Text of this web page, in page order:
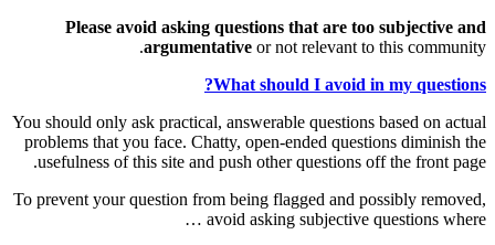
Please avoid asking questions that are too subjective and
argumentative or not relevant to this community.
What should I avoid in my questions?
You should only ask practical, answerable questions based on actual
problems that you face. Chatty, open-ended questions diminish the
usefulness of this site and push other questions off the front page.
To prevent your question from being flagged and possibly removed,
avoid asking subjective questions where …